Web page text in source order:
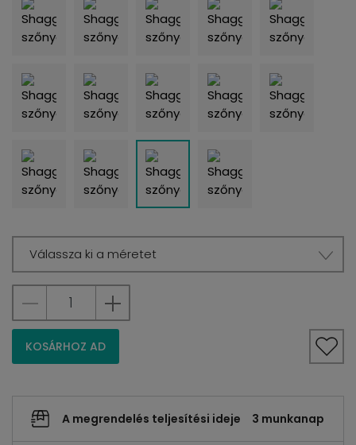
Válassza ki a méretet
KOSÁRHOZ AD
A megrendelés teljesítési ideje 3 munkanap